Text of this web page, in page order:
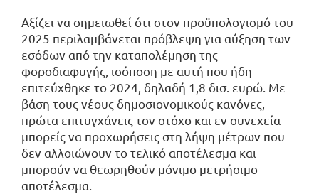
Αξίζει να σημειωθεί ότι στον προϋπολογισμό του
2025 περιλαμβάνεται πρόβλεψη για αύξηση των
εσόδων από την καταπολέμηση της
φοροδιαφυγής, ισόποση με αυτή που ήδη
επιτεύχθηκε το 2024, δηλαδή 1,8 δισ. ευρώ. Με
βάση τους νέους δημοσιονομικούς κανόνες,
πρώτα επιτυγχάνεις τον στόχο και εν συνεχεία
μπορείς να προχωρήσεις στη λήψη μέτρων που
δεν αλλοιώνουν το τελικό αποτέλεσμα και
μπορούν να θεωρηθούν μόνιμο μετρήσιμο
αποτέλεσμα.